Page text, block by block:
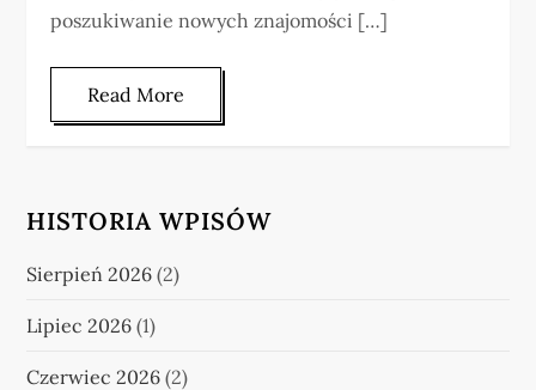
poszukiwanie nowych znajomości […]
Read More
HISTORIA WPISÓW
Sierpień 2026 (2)
Lipiec 2026 (1)
Czerwiec 2026 (2)